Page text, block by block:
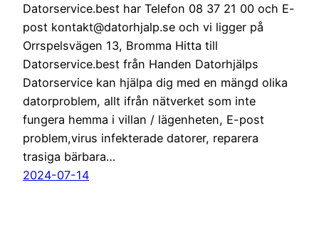
Datorservice.best har Telefon 08 37 21 00 och E-
post kontakt@datorhjalp.se och vi ligger på
Orrspelsvägen 13, Bromma Hitta till
Datorservice.best från Handen Datorhjälps
Datorservice kan hjälpa dig med en mängd olika
datorproblem, allt ifrån nätverket som inte
fungera hemma i villan / lägenheten, E-post
problem,virus infekterade datorer, reparera
trasiga bärbara…
2024-07-14